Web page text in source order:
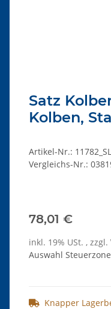
Satz
Kolben,
Artikel-Nr.: 11782_SL
Vergleichs-Nr.:
78,01 €
inkl. 19% USt. , zzgl.
Auswahl
Knapper